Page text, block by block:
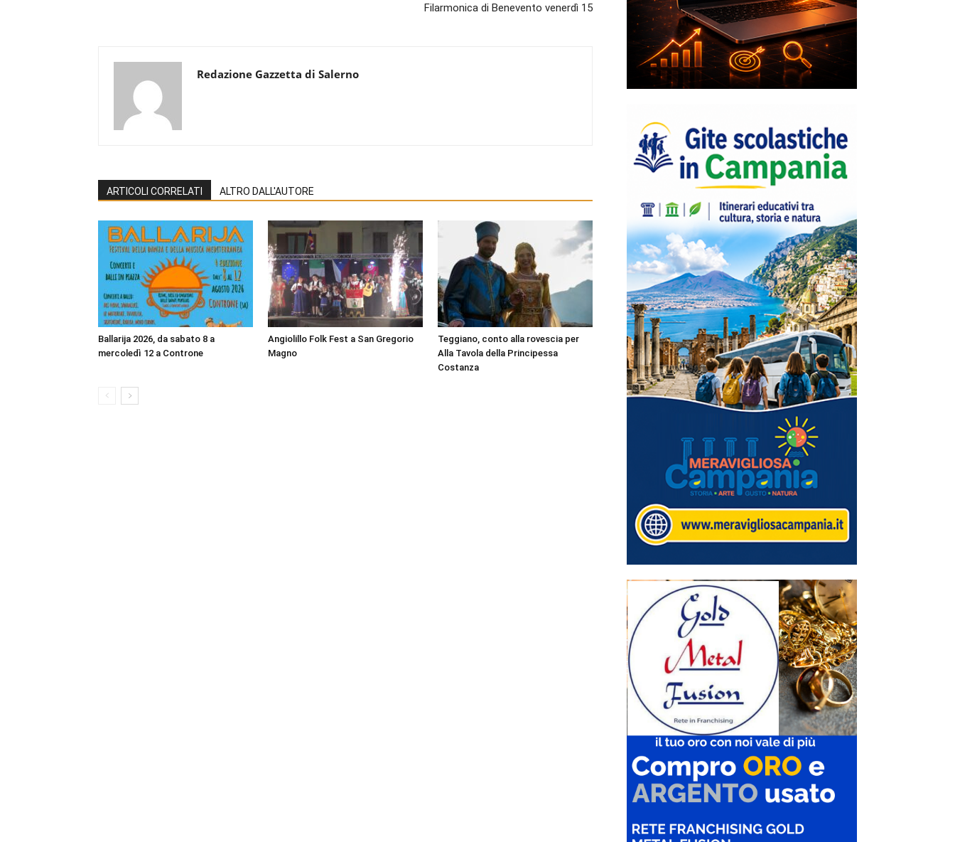
Filarmonica di Benevento venerdì 15
Redazione Gazzetta di Salerno
ARTICOLI CORRELATI ALTRO DALL'AUTORE
Ballarija 2026, da sabato 8 a
mercoledì 12 a Controne
Angiolillo Folk Fest a San Gregorio
Magno
Teggiano, conto alla rovescia per
Alla Tavola della Principessa
Costanza